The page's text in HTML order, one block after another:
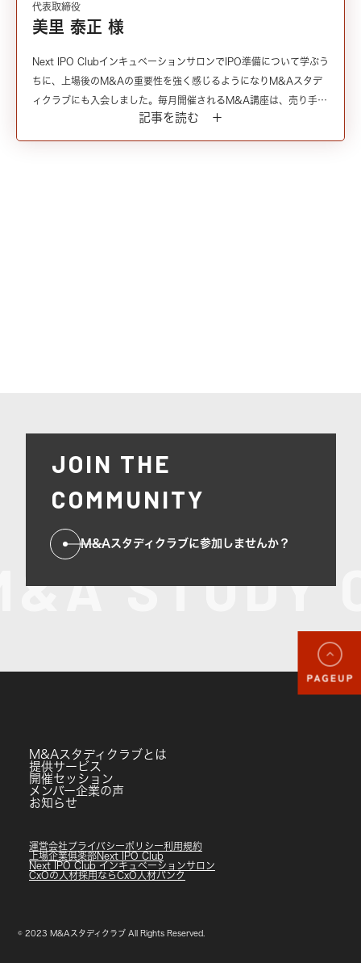
ストックを貯めていくことができています。机上の空論ではなく実
例に基づくM&Aの苦労話も聞けることは非常に勉強になっていま
代表取締役
美里 泰正 様
Next IPO ClubインキュベーションサロンでIPO準備について学ぶう
ちに、上場後のM&Aの重要性を強く感じるようになりM&Aスタデ
ィクラブにも入会しました。毎月開催されるM&A講座は、売り手・
買い手関係なく勉強になる内容です。成功体験はもちろんですが、
トラブル等の失敗談はクローズドの場だからこそ聞くことができ
記事を読む ＋
STUDY
JOIN THE
COMMUNITY
M&Aスタディクラブに参加しませんか？
M&Aスタディクラブとは
提供サービス
開催セッション
メンバー企業の声
お知らせ
運営会社プライバシーポリシー利用規約
上場企業俱楽部Next IPO Club
Next IPO Club インキュベーションサロン
CxOの人材採用ならCxO人材バンク
© 2023 M&Aスタディクラブ All Rights Reserved.